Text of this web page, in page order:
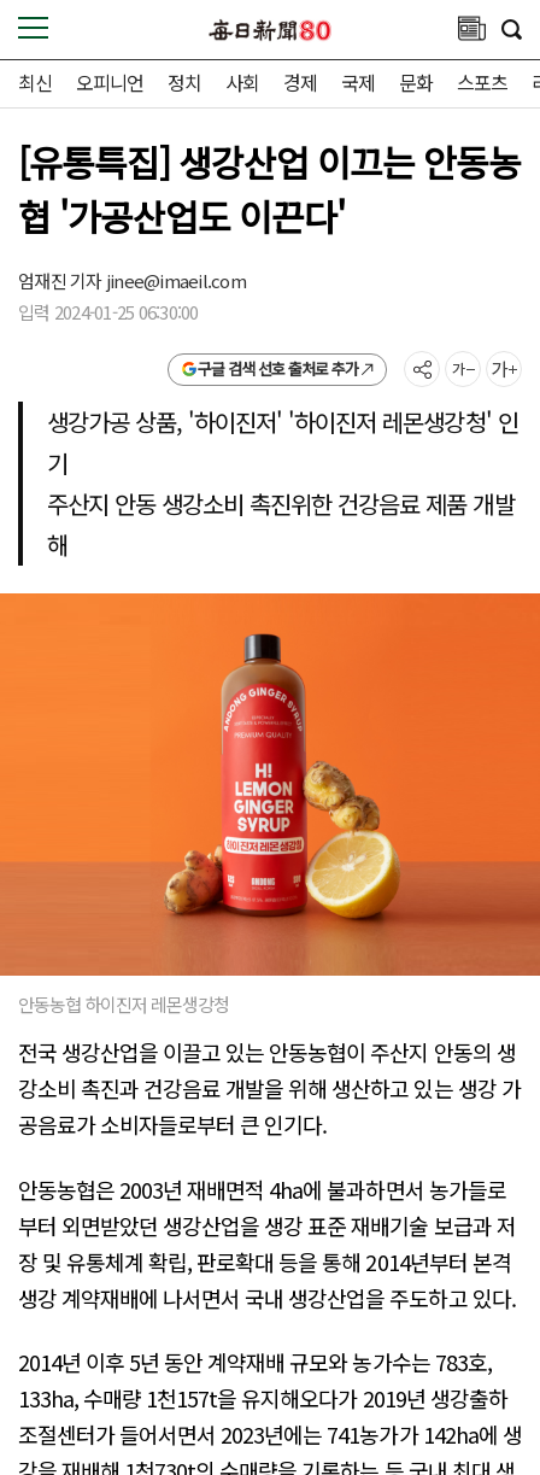
최신 오피니언 정치 사회 경제 국제 문화 스포츠
[유통특집] 생강산업 이끄는 안동농
협 '가공산업도 이끈다'
엄재진 기자 jinee@imaeil.com
입력 2024-01-25 06:30:00
구글 검색 선호 출처로 추가
생강가공 상품, '하이진저' '하이진저 레몬생강청' 인
기
주산지 안동 생강소비 촉진위한 건강음료 제품 개발
해
안동농협 하이진저 레몬생강청
전국 생강산업을 이끌고 있는 안동농협이 주산지 안동의 생
강소비 촉진과 건강음료 개발을 위해 생산하고 있는 생강 가
공음료가 소비자들로부터 큰 인기다.
안동농협은 2003년 재배면적 4ha에 불과하면서 농가들로
부터 외면받았던 생강산업을 생강 표준 재배기술 보급과 저
장 및 유통체계 확립, 판로확대 등을 통해 2014년부터 본격
생강 계약재배에 나서면서 국내 생강산업을 주도하고 있다.
2014년 이후 5년 동안 계약재배 규모와 농가수는 783호,
133ha, 수매량 1천157t을 유지해오다가 2019년 생강출하
조절센터가 들어서면서 2023년에는 741농가가 142ha에 생